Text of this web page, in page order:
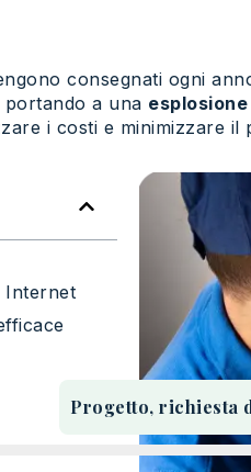
consegnati ogni
a una
i costi e minimizzare il
Internet
Progetto, richiesta